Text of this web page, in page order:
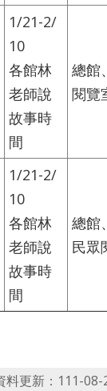
1/21-2/
10
各館林
老師說
故事時
間
總館
閱覽
1/21-2/
10
各館林
老師說
故事時
間
總館
民眾
料更新：111-08-